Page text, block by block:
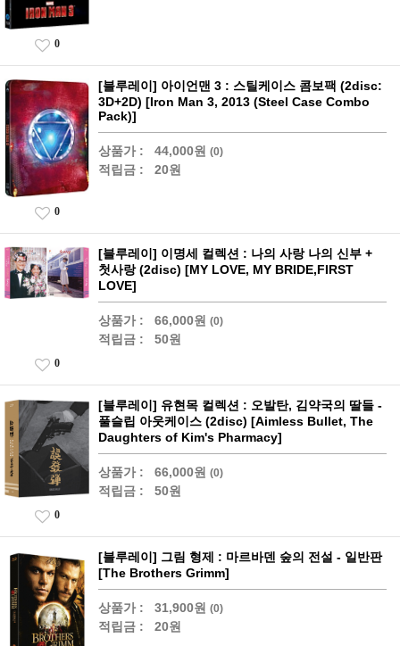
0
[블루레이] 아이언맨 3 : 스틸케이스 콤보팩 (2disc:
3D+2D) [Iron Man 3, 2013 (Steel Case Combo
Pack)]
상품가 : 44,000원 (0)
적립금 : 20원
0
[블루레이] 이명세 컬렉션 : 나의 사랑 나의 신부 +
첫사랑 (2disc) [MY LOVE, MY BRIDE,FIRST
LOVE]
상품가 : 66,000원 (0)
적립금 : 50원
0
[블루레이] 유현목 컬렉션 : 오발탄, 김약국의 딸들 -
풀슬립 아웃케이스 (2disc) [Aimless Bullet, The
Daughters of Kim's Pharmacy]
상품가 : 66,000원 (0)
적립금 : 50원
0
[블루레이] 그림 형제 : 마르바덴 숲의 전설 - 일반판
[The Brothers Grimm]
상품가 : 31,900원 (0)
적립금 : 20원